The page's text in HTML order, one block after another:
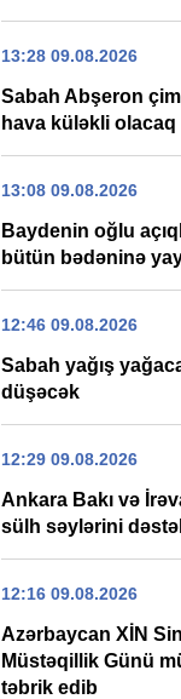
13:28 09.08.2026
Sabah Abşeron
hava küləkli olacaq
13:08 09.08.2026
Baydenin oğlu
bütün bədəninə
12:46 09.08.2026
Sabah yağış
düşəcək
12:29 09.08.2026
Ankara Bakı və
sülh səylərini
12:16 09.08.2026
Azərbaycan XİN
Müstəqillik Günü
təbrik edib